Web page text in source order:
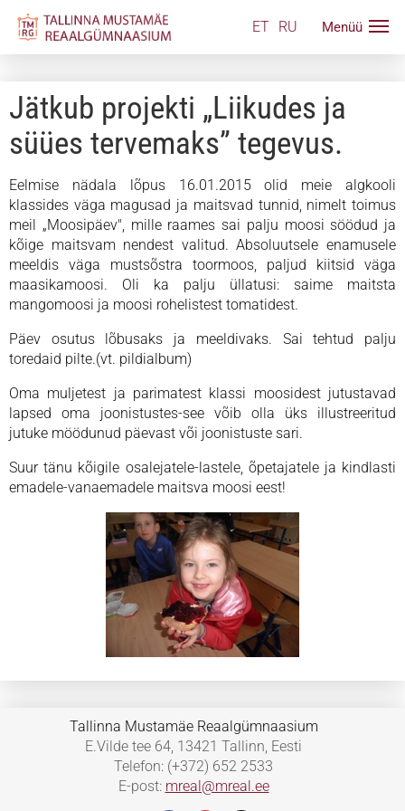
ET RU
Jätkub projekti „Liikudes ja
süües tervemaks” tegevus.
Eelmise nädala lõpus 16.01.2015 olid meie algkooli
klassides väga magusad ja maitsvad tunnid, nimelt toimus
meil „Moosipäev", mille raames sai palju moosi söödud ja
kõige maitsvam nendest valitud. Absoluutsele enamusele
meeldis väga mustsõstra toormoos, paljud kiitsid väga
maasikamoosi. Oli ka palju üllatusi: saime maitsta
mangomoosi ja moosi rohelistest tomatidest.
Päev osutus lõbusaks ja meeldivaks. Sai tehtud palju
toredaid pilte.(vt. pildialbum)
Oma muljetest ja parimatest klassi moosidest jutustavad
lapsed oma joonistustes-see võib olla üks illustreeritud
jutuke möödunud päevast või joonistuste sari.
Suur tänu kõigile osalejatele-lastele, õpetajatele ja kindlasti
emadele-vanaemadele maitsva moosi eest!
Tallinna Mustamäe Reaalgümnaasium
E.Vilde tee 64, 13421 Tallinn, Eesti
Telefon: (+372) 652 2533
E-post: mreal@mreal.ee